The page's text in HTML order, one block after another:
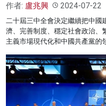
作者: 盧兆興 2024-07-22
二十屆三中全會決定繼續把中國
濟、完善制度、穩定社會政治、
主義市場現代化和中國共產黨的